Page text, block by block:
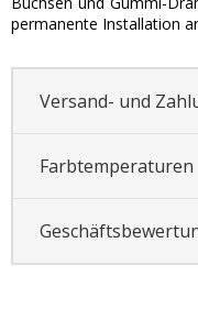
permanente Installation
Versand- und
Farbtemperaturen